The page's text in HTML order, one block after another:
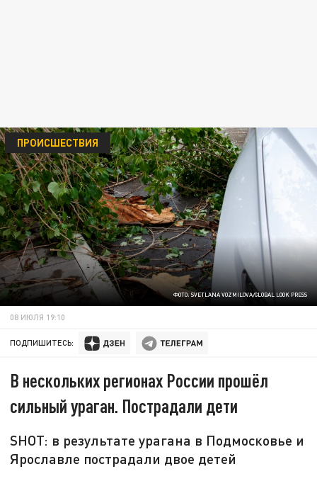
ФОТО: SVETLANA VOZMILOVA/GLOBAL LOOK PRESS
ПРОИСШЕСТВИЯ
08 ИЮЛЯ 19:10
ПОДПИШИТЕСЬ:
В нескольких регионах России прошёл
сильный ураган. Пострадали дети
SHOT: в результате урагана в Подмосковье и
Ярославле пострадали двое детей